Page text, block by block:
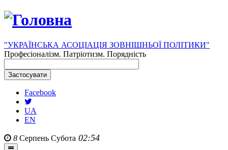
"УКРАЇНСЬКА АСОЦІАЦІЯ ЗОВНІШНЬОЇ ПОЛІТИКИ"
Професіоналізм. Патріотизм. Порядність
Facebook
UA
EN
8 Серпень Субота 02:54